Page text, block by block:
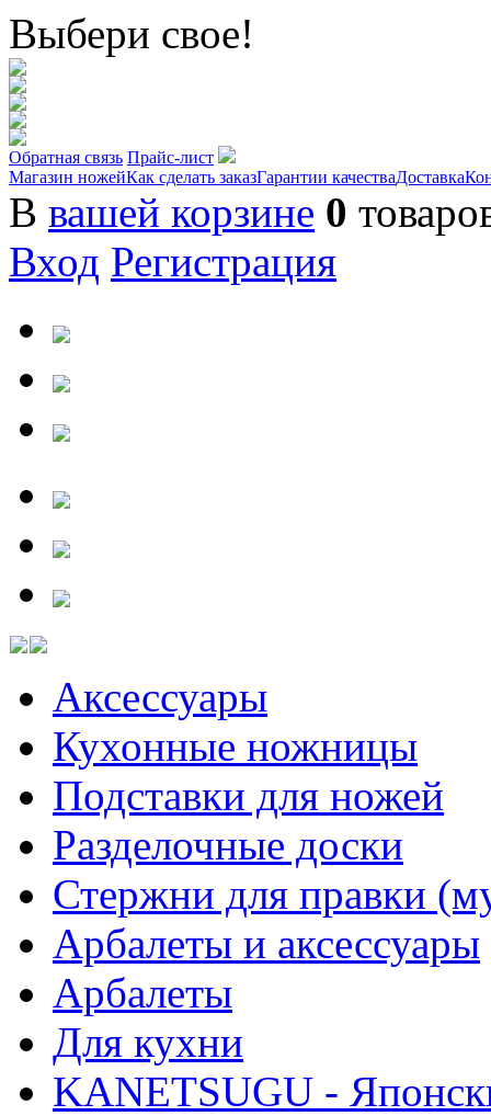
Выбери свое!
Обратная связь Прайс-лист
Магазин ножейКак сделать заказГарантии качестваДоставка
В вашей корзине 0
Вход Регистрация
Аксессуары
Кухонные ножницы
Подставки для ножей
Разделочные доски
Стержни для правки
Арбалеты и аксессуары
Арбалеты
Для кухни
KANETSUGU -